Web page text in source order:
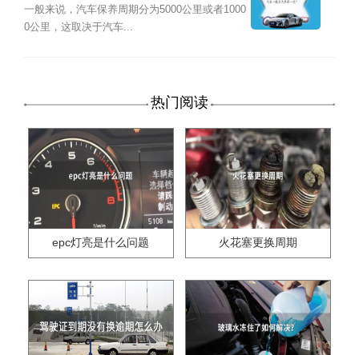
一般来说，汽车保养周期分为5000公里或者1000
0公里，这取决于汽车...
热门阅读
epc灯亮是什么问题 火花塞更换周期